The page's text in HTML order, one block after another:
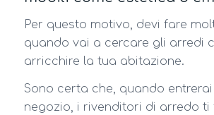
Per questo motivo, devi fare
quando vai a cercare gli arredi
arricchire la tua abitazione.
Sono certa che, quando entrerai
negozio, i rivenditori di arredo ti